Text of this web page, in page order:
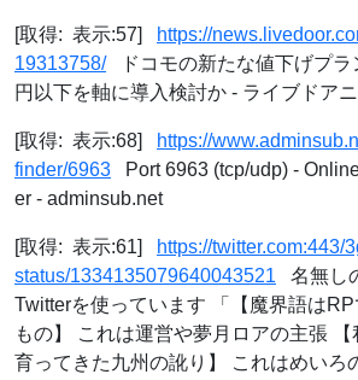
[取得: 表示:57]
https://
19313758/ドコモの新たな値下げプラ
円以下を軸に導入検討か - ライブドア
[取得: 表示:68]
https://
finder/6963 Port 6963 (tcp/udp) -
er - adminsub.net
[取得: 表示:61]
https://twitter.com:443/
status/1334135079640043521 名無し
Twitterを使っています 「【魔界語は
もの】 これは運営や夢月ロアの主張
育ってきた九州の訛り】 これはめいろ